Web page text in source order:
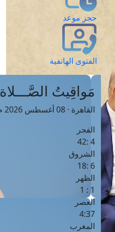
حجز موعد
الفتوى الهاتفية
مَواقِيتُ الصَّـــلاة
القاهرة · 08 أغسطس 2026 م
الفجر
4 :42
الشروق
6 :18
الظهر
1 : 1
العصر
4:37
المغرب